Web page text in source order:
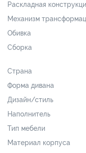
Раскладная
Механизм
Обивка
Сборка
Страна
Форма дивана
Дизайн/стиль
Наполнитель
Тип мебели
Материал корпуса